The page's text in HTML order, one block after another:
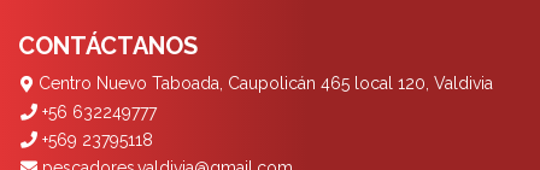
CONTÁCTANOS
Centro Nuevo Taboada, Caupolicán 465 local 120, Valdivia
+56 632249777
+569 23795118